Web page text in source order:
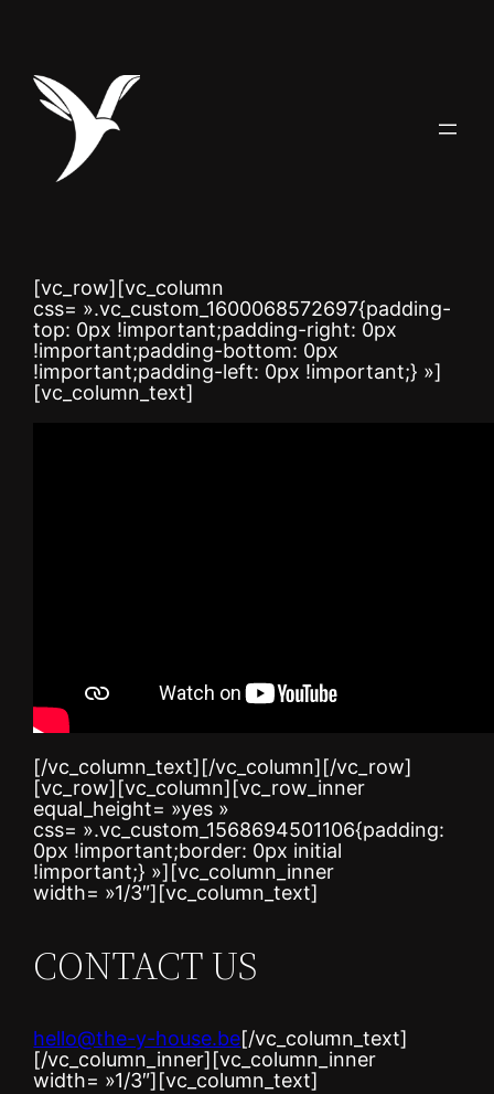
contenu
[vc_row][vc_column
css= ».vc_custom_1600068572697{padding-
top: 0px !important;padding-right: 0px
!important;padding-bottom: 0px
!important;padding-left: 0px !important;} »]
[vc_column_text]
[/vc_column_text][/vc_column][/vc_row]
[vc_row][vc_column][vc_row_inner
equal_height= »yes »
css= ».vc_custom_1568694501106{padding:
0px !important;border: 0px initial
!important;} »][vc_column_inner
width= »1/3″][vc_column_text]
CONTACT US
hello@the-y-house.be[/vc_column_text]
[/vc_column_inner][vc_column_inner
width= »1/3″][vc_column_text]